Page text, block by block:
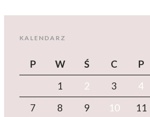
KALENDARZ
P W Ś C P
1
2 3 4
7
8 9 10 11